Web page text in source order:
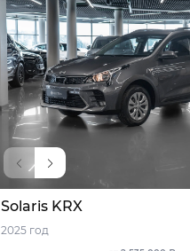
Solaris KRX
2025 год